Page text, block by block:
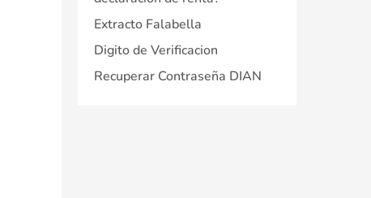
Extracto Falabella
Digito de Verificacion
Recuperar Contraseña DIAN